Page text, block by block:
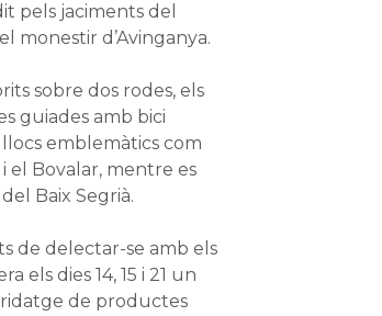
pels jaciments del
monestir d’Avinganya.
sobre dos rodes, els
guiades amb bici
llocs emblemàtics com
i el Bovalar, mentre es
Baix Segrià.
de delectar-se amb els
els dies 14, 15 i 21 un
de productes